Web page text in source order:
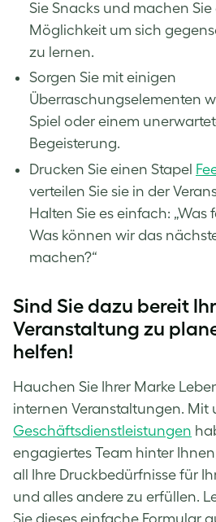
Sie Snacks und machen Sie
Möglichkeit um sich
zu lernen.
Sorgen Sie mit einigen
Überraschungselementen
Spiel oder einem
Begeisterung.
Drucken Sie einen Stapel
verteilen Sie sie in der
Halten Sie es einfach: „Was
Was können wir das
machen?“
Sind Sie dazu bereit
Veranstaltung zu
helfen!
Hauchen Sie Ihrer Marke
internen Veranstaltungen. Mit
Geschäftsdienstleistungen
engagiertes Team hinter
all Ihre Druckbedürfnisse für
und alles andere zu erfüllen.
Sie dieses einfache Formular